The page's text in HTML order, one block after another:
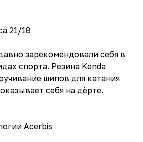
21/18
зарекомендовали себя в
спорта. Резина Kenda
шипов для катания
себя на дёрте.
Acerbis